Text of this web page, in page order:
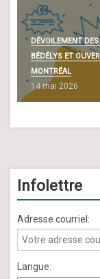
DÉVOILEMENT
BÉDÉLYS ET
MONTRÉAL
14 mai 2026
Infolettre
Adresse courriel:
Langue: